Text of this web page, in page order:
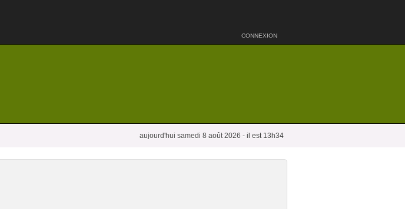
CONNEXION
aujourd'hui samedi 8 août 2026 - il est 13h34